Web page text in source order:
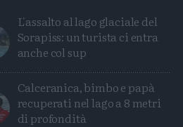
L'assalto al lago glaciale del
Sorapiss: un turista ci entra
anche col sup
Calceranica, bimbo e papà
recuperati nel lago a 8 metri
di profondità